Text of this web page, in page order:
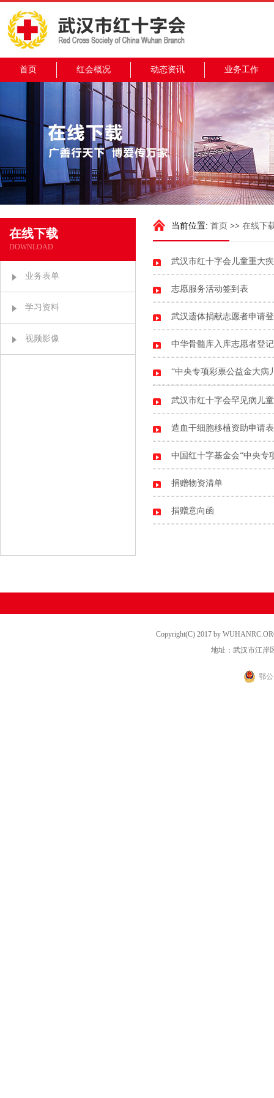
首页 红会概况 动态资讯 业务工作
在线下载
DOWNLOAD
业务表单
学习资料
视频影像
当前位置: 首页 >> 在线下
武汉市红十字会儿童重大
志愿服务活动签到表
武汉遗体捐献志愿者申请
中华骨髓库入库志愿者登
“中央专项彩票公益金大病
武汉市红十字会罕见病儿
造血干细胞移植资助申请表
中国红十字基金会“中央专
捐赠物资清单
捐赠意向函
Copyright(C) 2017 by
地址：武汉市江岸
鄂公